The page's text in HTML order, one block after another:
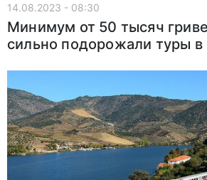
14.08.2023 - 08:30
Минимум от 50 тысяч
сильно подорожали туры в